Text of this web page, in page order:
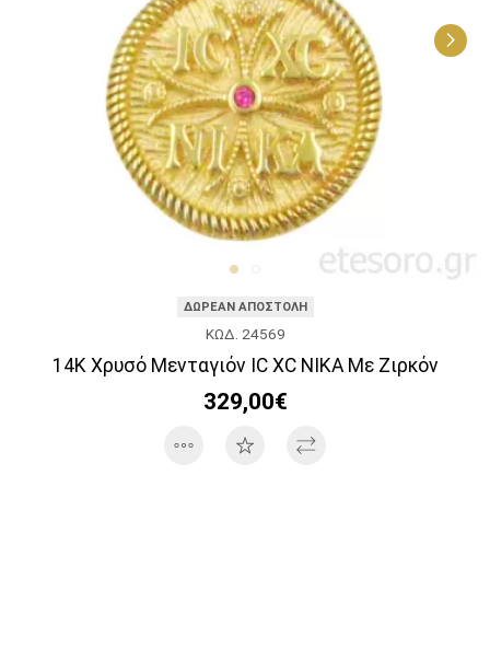
ΔΩΡΕΑΝ ΑΠΟΣΤΟΛΗ
ΚΩΔ. 24569
14Κ Χρυσό Μενταγιόν IC XC NIKA Με Ζιρκόν
329,00€